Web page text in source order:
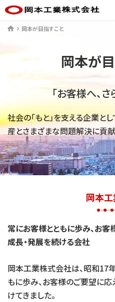
ホーム
岡本が目指すこと
岡本が
「お客様へ、
社会の「もと」を支える企業と
産とさまざまな問題解決に貢献
岡本
常にお客様とともに歩み、お客
成長・発展を続ける会社
岡本工業株式会社は、昭和17
もに歩み、お客様のご要望に応
けてきました。